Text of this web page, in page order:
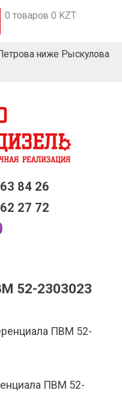
0 товаров 0 KZT
ниже Рыскулова
84 26
27 72
52-2303023
ПВМ 52-